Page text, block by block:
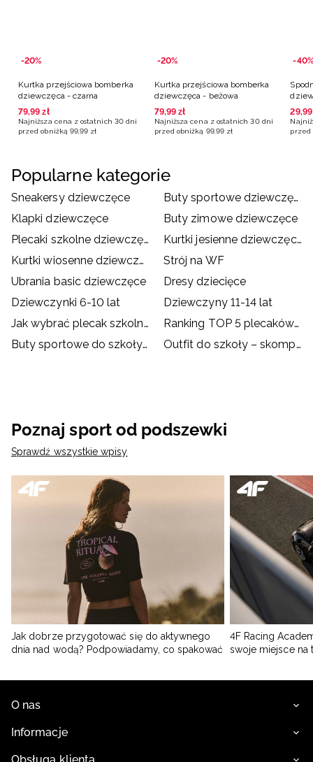
-20%
Kurtka przejściowa bomberka
dziewczęca - czarna
79,99 zł
Najniższa cena z ostatnich 30 dni
przed obniżką 99,99 zł
-20%
Kurtka przejściowa bomberka
dziewczęca - beżowa
79,99 zł
Najniższa cena z ostatnich 30 dni
przed obniżką 99,99 zł
-40%
29,99
przed
Popularne kategorie
Sneakersy dziewczęce
Buty sportowe dziewczęce
Klapki dziewczęce
Buty zimowe dziewczęce
Plecaki szkolne dziewczęce
Kurtki jesienne dziewczęce
Kurtki wiosenne dziewczęce
Strój na WF
Ubrania basic dziewczęce
Dresy dziecięce
Dziewczynki 6-10 lat
Dziewczyny 11-14 lat
Jak wybrać plecak szkolny?
Ranking TOP 5 plecaków szkolnych
Buty sportowe do szkoły – dylemat rodziców i dzieci
Outfit do szkoły – skompletuj go z ubraniami i akcesoriami
Poznaj sport od podszewki
Sprawdź wszystkie wpisy
Jak dobrze przygotować się do aktywnego
dnia nad wodą? Podpowiadamy, co spakować
4F Racing
swoje miejsce na
O nas
Informacje